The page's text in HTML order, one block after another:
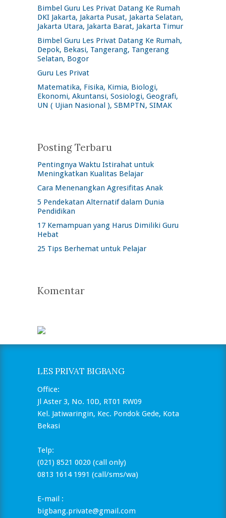
Bimbel Guru Les Privat Datang Ke Rumah
DKI Jakarta, Jakarta Pusat, Jakarta Selatan,
Jakarta Utara, Jakarta Barat, Jakarta Timur
Bimbel Guru Les Privat Datang Ke Rumah,
Depok, Bekasi, Tangerang, Tangerang
Selatan, Bogor
Guru Les Privat
Matematika, Fisika, Kimia, Biologi,
Ekonomi, Akuntansi, Sosiologi, Geografi,
UN ( Ujian Nasional ), SBMPTN, SIMAK
Posting Terbaru
Pentingnya Waktu Istirahat untuk
Meningkatkan Kualitas Belajar
Cara Menenangkan Agresifitas Anak
5 Pendekatan Alternatif dalam Dunia
Pendidikan
17 Kemampuan yang Harus Dimiliki Guru
Hebat
25 Tips Berhemat untuk Pelajar
Komentar
LES PRIVAT BIGBANG
Office:
Jl Aster 3, No. 10D, RT01 RW09
Kel. Jatiwaringin, Kec. Pondok Gede, Kota
Bekasi
Telp:
(021) 8521 0020 (call only)
0813 1614 1991 (call/sms/wa)
E-mail :
bigbang.private@gmail.com